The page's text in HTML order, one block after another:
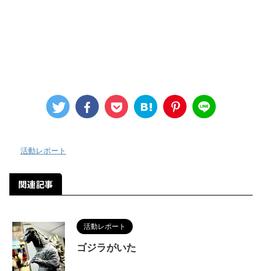
活動レポート
関連記事
活動レポート
ゴジラがいた